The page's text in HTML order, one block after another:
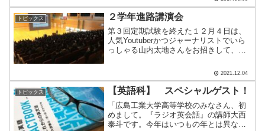
の方がにっこりして「ご.....
トピックス ２学年進路講演会
第３回定期試験を終えた１２月４日は、
人気Youtuberかつジャーナリストでいら
っしゃる山内太地さんをお招きして、２
今の時期、校内では熱い姿勢で受験に取
り組む３年生の姿があちこちで見られま
す。その姿から、.....
2021.12.04
トピックス 【英語科】 スペシャルゲスト！
「広島工業大学高等学校のみなさん、初
めまして。『ラジオ英会話』の講師大西
泰斗です。今年はいつもの年とは異な